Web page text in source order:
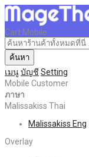
Cart Mobile
ค้นหา
เมนูบัญชี Setting
Mobile Customer
ภาษา
Malissakiss Thai
Malissakiss Eng
Overlay